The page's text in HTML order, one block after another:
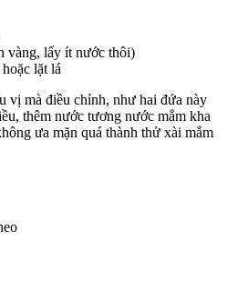
vàng, lấy ít nước thôi)
lặt lá
vị mà điều chỉnh, như hai đứa này
thêm nước tương nước mắm kha
ưa mặn quá thành thử xài mắm